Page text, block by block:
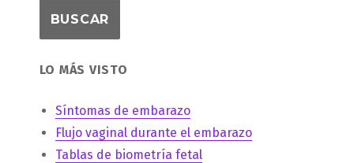
LO MÁS VISTO
Síntomas de embarazo
Flujo vaginal durante el embarazo
Tablas de biometría fetal